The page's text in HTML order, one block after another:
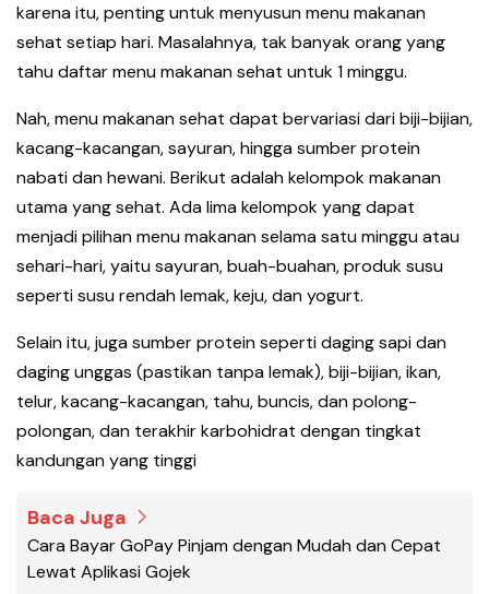
karena itu, penting untuk menyusun menu makanan
sehat setiap hari. Masalahnya, tak banyak orang yang
tahu daftar menu makanan sehat untuk 1 minggu.
Nah, menu makanan sehat dapat bervariasi dari biji-bijian,
kacang-kacangan, sayuran, hingga sumber protein
nabati dan hewani. Berikut adalah kelompok makanan
utama yang sehat. Ada lima kelompok yang dapat
menjadi pilihan menu makanan selama satu minggu atau
sehari-hari, yaitu sayuran, buah-buahan, produk susu
seperti susu rendah lemak, keju, dan yogurt.
Selain itu, juga sumber protein seperti daging sapi dan
daging unggas (pastikan tanpa lemak), biji-bijian, ikan,
telur, kacang-kacangan, tahu, buncis, dan polong-
polongan, dan terakhir karbohidrat dengan tingkat
kandungan yang tinggi
Baca Juga
Cara Bayar GoPay Pinjam dengan Mudah dan Cepat
Lewat Aplikasi Gojek